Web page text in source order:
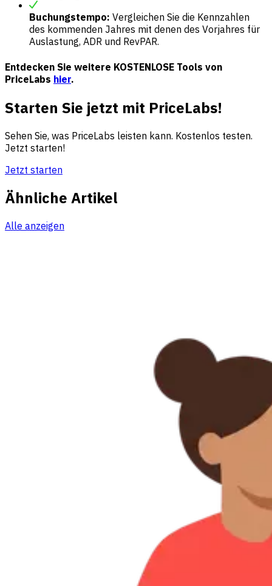
Buchungstempo: Vergleichen Sie die Kennzahlen
des kommenden Jahres mit denen des Vorjahres für
Auslastung, ADR und RevPAR.
Entdecken Sie weitere KOSTENLOSE Tools von
PriceLabs hier.
Starten Sie jetzt mit PriceLabs!
Sehen Sie, was PriceLabs leisten kann. Kostenlos testen.
Jetzt starten!
Jetzt starten
Ähnliche Artikel
Alle anzeigen